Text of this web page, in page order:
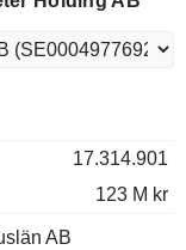
17.314.901
123 M kr
AB